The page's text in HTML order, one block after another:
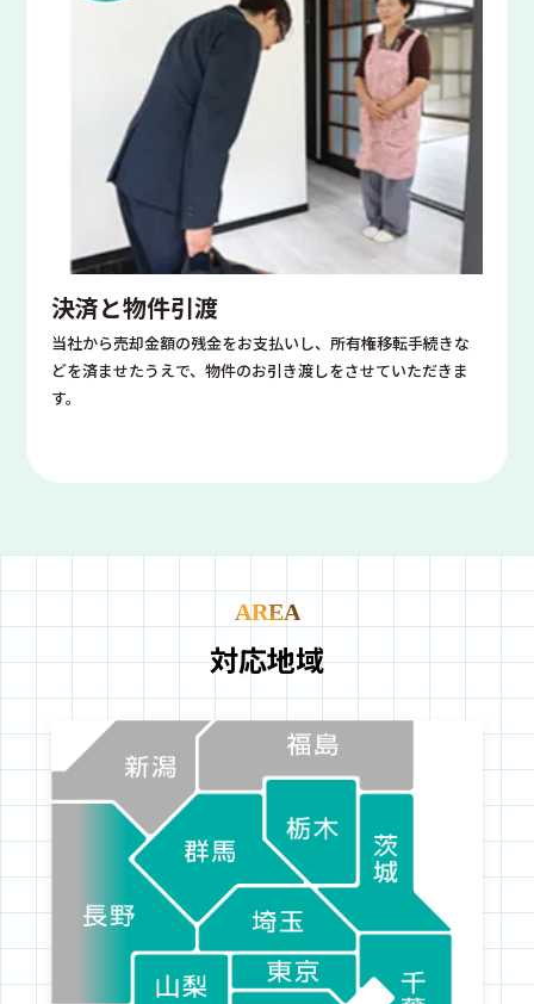
決済と物件引渡
当社から売却金額の残金をお支払いし、所有権移転手続きな
どを済ませたうえで、物件のお引き渡しをさせていただきま
す。
AREA
対応地域